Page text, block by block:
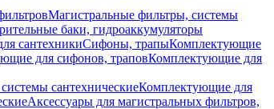
Магистральные фильтры, системы
баки, гидроаккумуляторы
сантехникиСифоны, трапыКомплектующие
для сифонов, траповКомплектующие для
сантехническиеКомплектующие для
Аксессуары для магистральных фильтров,